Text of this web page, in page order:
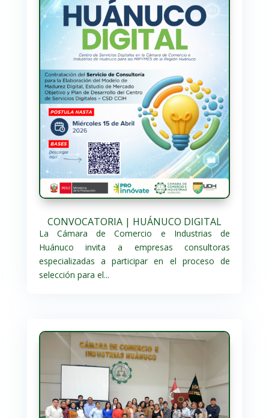
CONVOCATORIA | HUÁNUCO DIGITAL
La Cámara de Comercio e Industrias de
Huánuco invita a empresas consultoras
especializadas a participar en el proceso de
selección para el...